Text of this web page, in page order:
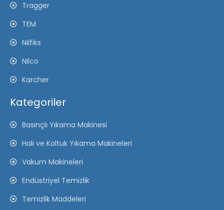
Tragger
TEM
Nilfiks
Nilco
Karcher
Kategoriler
Basınçlı Yıkama Makinesi
Halı ve Koltuk Yıkama Makineleri
Vakum Makineleri
Endüstriyel Temizlik
Temizlik Maddeleri